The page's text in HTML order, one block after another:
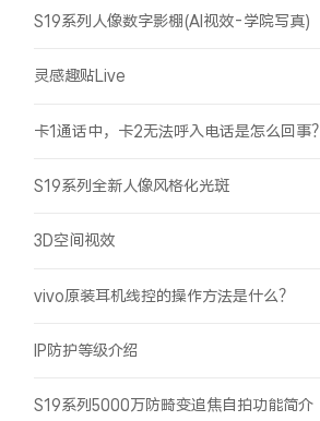
S19系列人像数字影棚(AI视效-学院写真)
灵感趣贴Live
卡1通话中，卡2无法呼入电话是怎么回事？
S19系列全新人像风格化光斑
3D空间视效
vivo原装耳机线控的操作方法是什么？
IP防护等级介绍
S19系列5000万防畸变追焦自拍功能简介